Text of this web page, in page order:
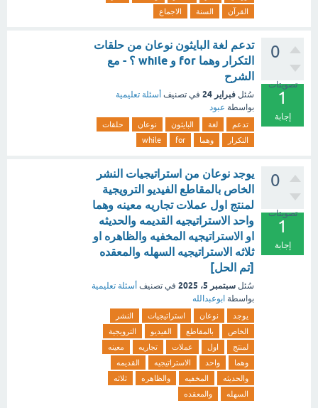
القرآن
السنة الاجماع
0
تصويتات
1
إجابة
تدعم لغة البايثون نوعان من حلقات
التكرار وهما for و while ؟ - مع
الشرح
سُئل فبراير 24 في تصنيف أسئلة تعليمية
بواسطة عبود
تدعم لغة البايثون نوعان
حلقات
التكرار
وهما for
while
0
تصويتات
1
إجابة
يوجد نوعان من استراتيجيات النشر
الخاص بالمقاطع الفيديو الترويجية
لمنتج اول عملات تجاريه معينه وهما
واحد الاستراتيجيه القديمه والحديثه
او الاستراتيجيه المخفيه والظاهره او
ثلاثه الاستراتيجيه السهله والمعقده
[تم الحل]
سُئل سبتمبر 5، 2025 في تصنيف أسئلة تعليمية
بواسطة ابوعبدالله
يوجد نوعان استراتيجيات
النشر
الخاص
بالمقاطع الفيديو
الترويجية
لمنتج
اول عملات تجاريه
معينه
وهما
واحد الاستراتيجيه
القديمه
والحديثه
المخفيه والظاهره
ثلاثه
السهله
والمعقده